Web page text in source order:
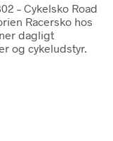
– Cykelsko Road
Racersko hos
dagligt
og cykeludstyr.